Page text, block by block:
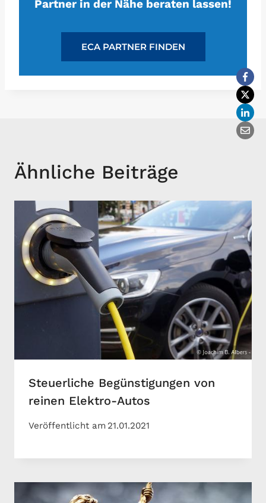
Partner in der Nähe beraten lassen!
ECA PARTNER FINDEN
Ähnliche Beiträge
Steuerliche Begünstigungen von
reinen Elektro-Autos
Veröffentlicht am 21.01.2021